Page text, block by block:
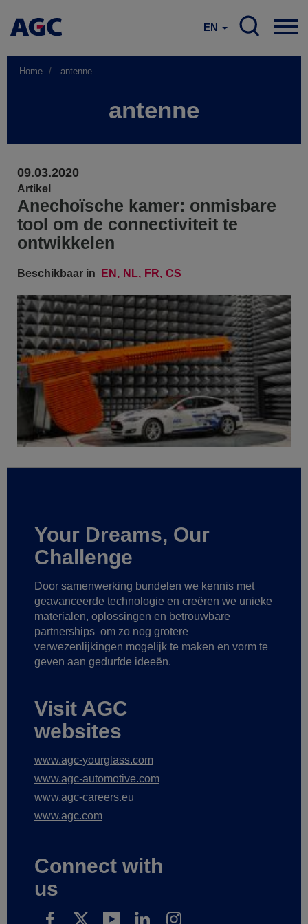
EN
Home antenne
antenne
09.03.2020
Artikel
Anechoïsche kamer: onmisbare
tool om de connectiviteit te
ontwikkelen
Beschikbaar in EN NL FR CS
Your Dreams, Our
Challenge
Door samenwerking bundelen we kennis met
geavanceerde technologie en creëren we unieke
materialen, oplossingen en betrouwbare
partnerships om zo nog grotere
verwezenlijkingen mogelijk te maken en vorm te
geven aan gedurfde ideeën.
Visit AGC
websites
www.agc-yourglass.com
www.agc-automotive.com
www.agc-careers.eu
www.agc.com
Connect with
us